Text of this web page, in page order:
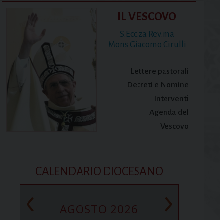
IL VESCOVO
S.Ecc.za Rev.ma
Mons Giacomo Cirulli
Lettere pastorali
Decreti e Nomine
Interventi
Agenda del
Vescovo
CALENDARIO DIOCESANO
‹ AGOSTO 2026 ›